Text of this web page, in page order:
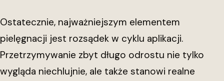
Ostatecznie, najważniejszym elementem
pielęgnacji jest rozsądek w cyklu aplikacji.
Przetrzymywanie zbyt długo odrostu nie tylko
wygląda niechlujnie, ale także stanowi realne